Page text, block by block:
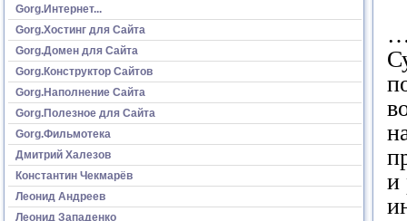
Gorg.Интернет...
Gorg.Хостинг для Сайта
Gorg.Домен для Сайта
Gorg.Конструктор Сайтов
Gorg.Наполнение Сайта
Gorg.Полезное для Сайта
Gorg.Фильмотека
Дмитрий Халезов
Константин Чекмарёв
Леонид Андреев
Леонид Западенко
и